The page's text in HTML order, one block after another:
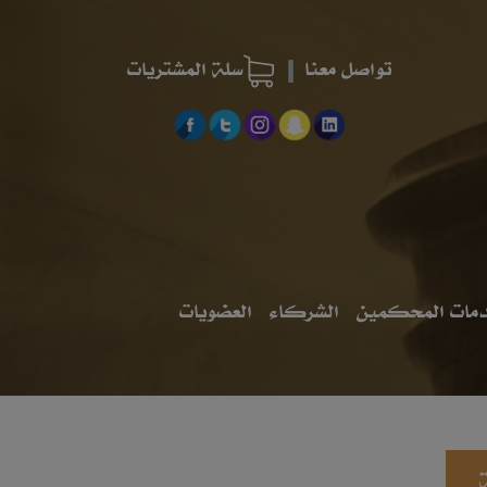
تواصل معنا سلة المشتريات
المحكمين الشركاء العضويات